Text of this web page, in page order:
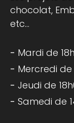
chocolat,
etc…
Mardi de
Mercredi de
Jeudi de
Samedi de